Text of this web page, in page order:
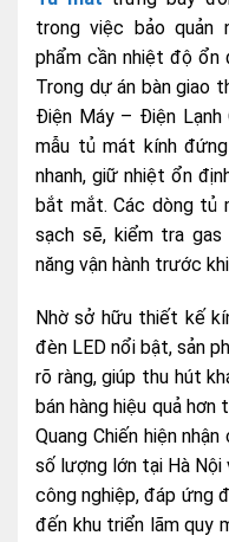
trong việc bảo quản
phẩm cần nhiệt độ ổn
Trong dự án bàn giao
Điện Máy – Điện Lạnh
mẫu tủ mát kính
nhanh, giữ nhiệt ổn
bắt mắt. Các dòng tủ
sạch sẽ, kiểm tra
năng vận hành trước
Nhờ sở hữu thiết kế
đèn LED nổi bật, sản
rõ ràng, giúp thu hút
bán hàng hiệu quả
Quang Chiến hiện
số lượng lớn tại Hà
công nghiệp, đáp ứng
đến khu triển lãm quy